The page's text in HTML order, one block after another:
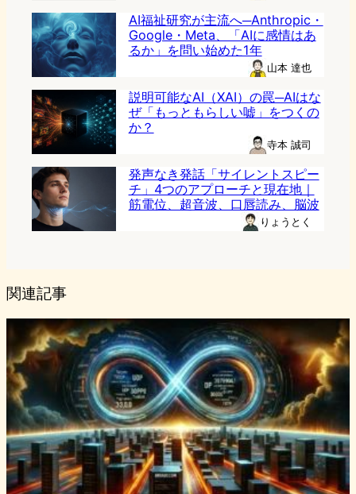
AI福祉研究が主流へ─Anthropic・
Google・Meta、「AIに感情はあ
るか」を問い始めた1年
山本 達也
説明可能なAI（XAI）の罠─AIはな
ぜ「もっともらしい嘘」をつくの
か？
寺本 誠司
発声なき発話「サイレントスピー
チ」4つのアプローチと現在地｜
筋電位、超音波、口唇読み、脳波
りょうとく
関連記事